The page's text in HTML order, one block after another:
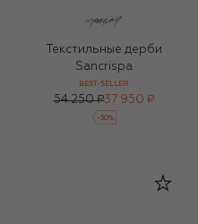
Текстильные дерби
Sancrispa
BEST-SELLER
54 250 ₽37 950 ₽
-30%